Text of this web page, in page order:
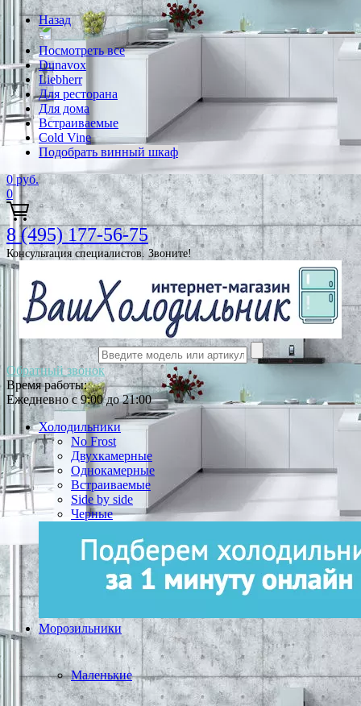
Назад
Посмотреть все
Dunavox
Liebherr
Для ресторана
Для дома
Встраиваемые
Cold Vine
Подобрать винный шкаф
0 руб.
0
8 (495) 177-56-75
Консультация специалистов. Звоните!
Обратный звонок
Время работы:
Ежедневно с 9:00 до 21:00
Холодильники
No Frost
Двухкамерные
Однокамерные
Встраиваемые
Side by side
Черные
Морозильники
Маленькие